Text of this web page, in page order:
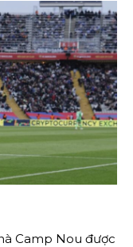
Camp Nou được